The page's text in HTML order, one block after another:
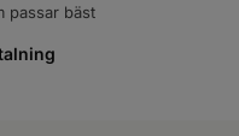
passar bäst